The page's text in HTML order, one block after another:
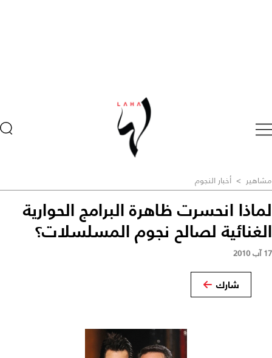
مشاهير > أخبار النجوم
لماذا انحسرت ظاهرة البرامج الحوارية
الغنائية لصالح نجوم المسلسلات؟
17 آب 2010
شارك